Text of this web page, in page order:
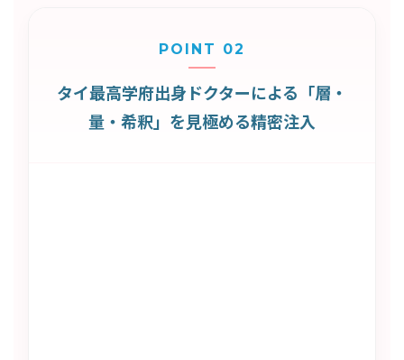
POINT 02
タイ最高学府出身ドクターによる「層・
量・希釈」を見極める精密注入